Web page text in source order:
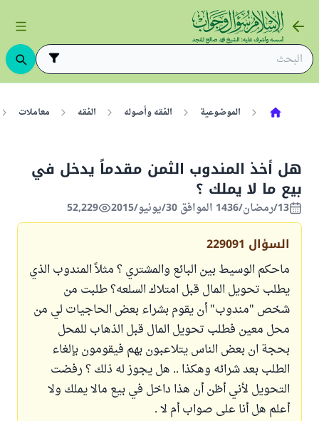
الموضوعية الفقه وأصوله الفقه معاملات
هل أخذ المندوب الثمن مقدماً يدخل في
بيع ما لا يملك ؟
13/رمضان/1436 الموافق 30/يونيو/2015 52,229
السؤال 229091
ماحكم الوسيط بين البائع والمشتري ؟ مثلاً المندوب الذي
يطلب تحويل المال قبل امتلاك السلعه؟ طلبت من
شخص "مندوب" أن يقوم بشراء بعض الحاجيات لي من
محل معين فطلب تحويل المال قبل الذهاب للمحل
بحجة ان بعض الناس يتلاعبون بهم فيقومون بإلغاء
الطلب بعد شرائه وهكذا .. هل يجوز له ذلك ؟ رفضت
التحويل لأني أظن أن هذا داخل في بيع مالا يملك ولا
أعلم هل أنا على صواب أم لا .